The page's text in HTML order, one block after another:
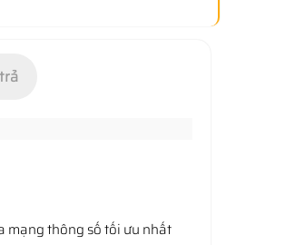
mạng thông số tối ưu nhất